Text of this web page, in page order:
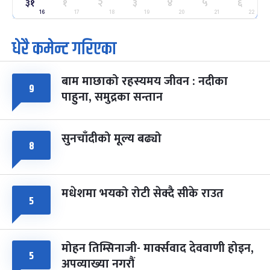
मंगल फाल्गुन २५, २०८३ Mar 9, 2027
७
आइत
पूर्णिमा व्रत
चैत्र ७, २०८३-Mar 21, 2027
८ फागुपूर्णिमा
चैत्र ८, २०८३-Mar 22, 2027
७ महिना बाँकी
16 17 18 19 20 21 22
धेरै कमेन्ट गरिएका
९ बाम माछाको रहस्यमय जीवन : नदीका
पाहुना, समुद्रका सन्तान
८ सुनचाँदीको मूल्य बढ्यो
५ मधेशमा भयको रोटी सेक्दै सीके राउत
५ मोहन तिम्सिनाजी- मार्क्सवाद देववाणी होइन,
अपव्याख्या नगरौं